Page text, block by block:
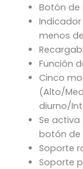
Botón de
menos
Función
Cinco
(Alto/
diurno/
Se
botón de
Soporte
Soporte